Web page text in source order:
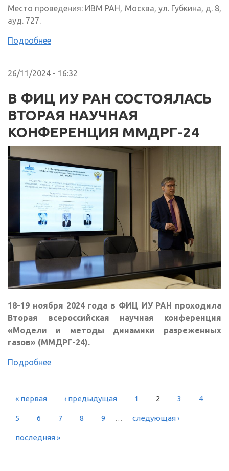
Место проведения: ИВМ РАН, Москва, ул. Губкина, д. 8,
ауд. 727.
Подробнее
26/11/2024 - 16:32
В ФИЦ ИУ РАН СОСТОЯЛАСЬ
ВТОРАЯ НАУЧНАЯ
КОНФЕРЕНЦИЯ ММДРГ-24
18-19 ноября 2024 года в ФИЦ ИУ РАН проходила
Вторая всероссийская научная конференция
«Модели и методы динамики разреженных
газов» (ММДРГ-24).
Подробнее
СТРАНИЦЫ
« первая ‹ предыдущая 1 2 3 4
5 6 7 8 9 … следующая ›
последняя »